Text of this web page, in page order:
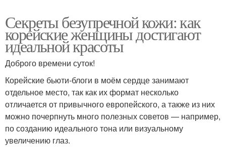
Секреты безупречной кожи: как
корейские женщины достигают
идеальной красоты
Доброго времени суток!
Корейские бьюти-блоги в моём сердце занимают
отдельное место, так как их формат несколько
отличается от привычного европейского, а также из них
можно почерпнуть много полезных советов — например,
по созданию идеального тона или визуальному
увеличению глаз.